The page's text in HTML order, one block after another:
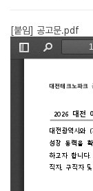
[붙임] 공고문.pdf